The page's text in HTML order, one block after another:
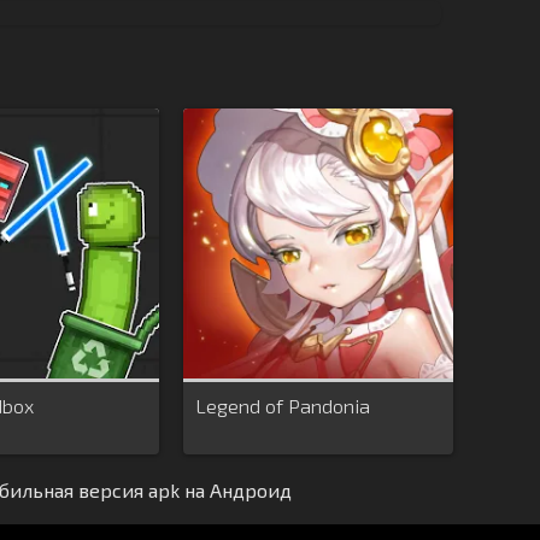
Legend of Pandonia
версия apk на Андроид